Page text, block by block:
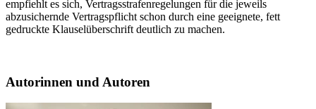
empfiehlt es sich, Vertragsstrafenregelungen für die jeweils
abzusichernde Vertragspflicht schon durch eine geeignete, fett
gedruckte Klauselüberschrift deutlich zu machen.
Autorinnen und Autoren